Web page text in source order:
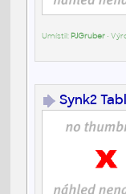
Umístil: PJGruber•
Synk2